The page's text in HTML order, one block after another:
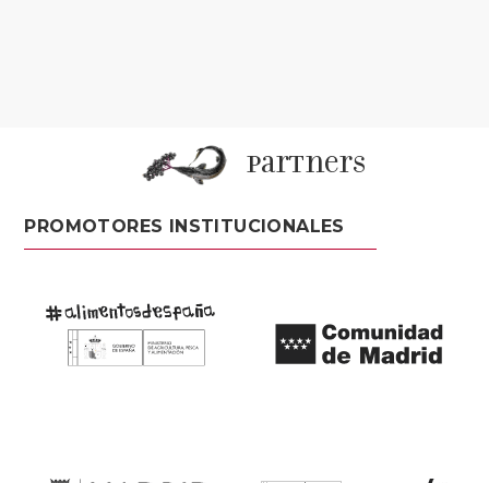
partners
PROMOTORES INSTITUCIONALES